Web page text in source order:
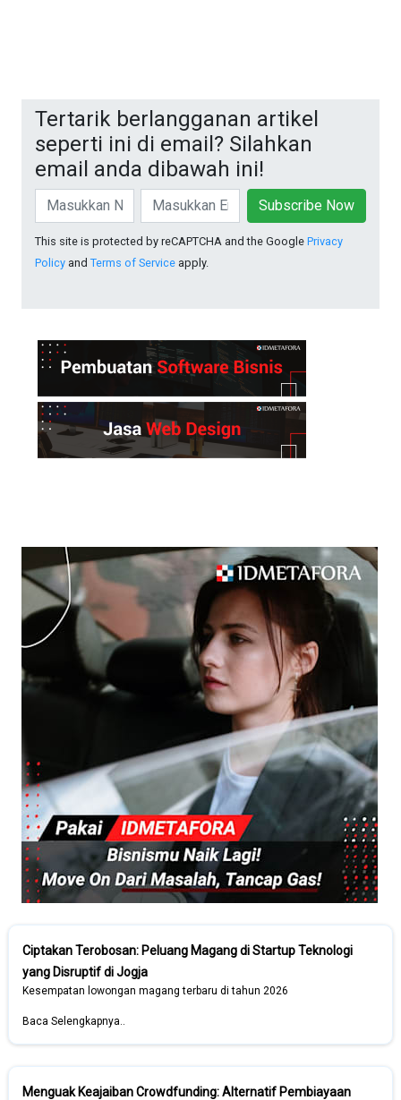
Tertarik berlangganan artikel
seperti ini di email? Silahkan
email anda dibawah ini!
Subscribe Now
This site is protected by reCAPTCHA and the Google Privacy
Policy and Terms of Service apply.
Ciptakan Terobosan: Peluang Magang di Startup Teknologi
yang Disruptif di Jogja
Kesempatan lowongan magang terbaru di tahun 2026
Baca Selengkapnya..
Menguak Keajaiban Crowdfunding: Alternatif Pembiayaan